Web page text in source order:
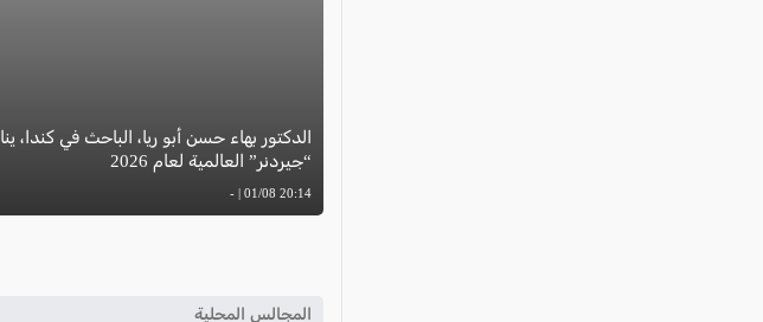
الدكتور بهاء حسن أبو ريا، الباحث في كندا،
“جيردنر” العالمية لعام 2026
20:14 01/08 | -
المجالس المحلية